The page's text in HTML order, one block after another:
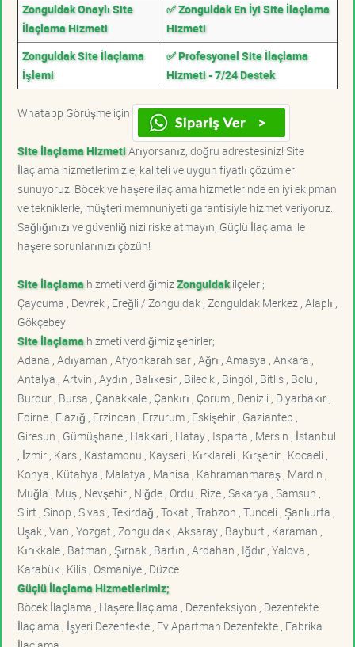
Zonguldak Onaylı Site
İlaçlama Hizmeti
✅ Zonguldak En İyi Site İlaçlama
Hizmeti
Zonguldak Site İlaçlama
İşlemi
✅ Profesyonel Site İlaçlama
Hizmeti - 7/24 Destek
Whatapp Görüşme için
Site İlaçlama HizmetiArıyorsanız, doğru adrestesiniz! Site
İlaçlama hizmetlerimizle, kaliteli ve uygun fiyatlı çözümler
sunuyoruz. Böcek ve haşere ilaçlama hizmetlerinde en iyi ekipman
ve tekniklerle, müşteri memnuniyeti garantisiyle hizmet veriyoruz.
Sağlığınızı ve güvenliğinizi riske atmayın, Güçlü İlaçlama ile
haşere sorunlarınızı çözün!
Site İlaçlama hizmeti verdiğimiz Zonguldakilçeleri;
Çaycuma , Devrek , Ereğli / Zonguldak , Zonguldak Merkez , Alaplı ,
Gökçebey
Site İlaçlama hizmeti verdiğimiz şehirler;
Adana , Adıyaman , Afyonkarahisar , Ağrı , Amasya , Ankara ,
Antalya , Artvin , Aydın , Balıkesir , Bilecik , Bingöl , Bitlis , Bolu ,
Burdur , Bursa , Çanakkale , Çankırı , Çorum , Denizli , Diyarbakır ,
Edirne , Elazığ , Erzincan , Erzurum , Eskişehir , Gaziantep ,
Giresun , Gümüşhane , Hakkari , Hatay , Isparta , Mersin , İstanbul
, İzmir , Kars , Kastamonu , Kayseri , Kırklareli , Kırşehir , Kocaeli ,
Konya , Kütahya , Malatya , Manisa , Kahramanmaraş , Mardin ,
Muğla , Muş , Nevşehir , Niğde , Ordu , Rize , Sakarya , Samsun ,
Siirt , Sinop , Sivas , Tekirdağ , Tokat , Trabzon , Tunceli , Şanlıurfa ,
Uşak , Van , Yozgat , Zonguldak , Aksaray , Bayburt , Karaman ,
Kırıkkale , Batman , Şırnak , Bartın , Ardahan , Iğdır , Yalova ,
Karabük , Kilis , Osmaniye , Düzce
Güçlü İlaçlama Hizmetlerimiz;
Böcek İlaçlama , Haşere İlaçlama , Dezenfeksiyon , Dezenfekte
İlaçlama , İşyeri Dezenfekte , Ev Apartman Dezenfekte , Fabrika